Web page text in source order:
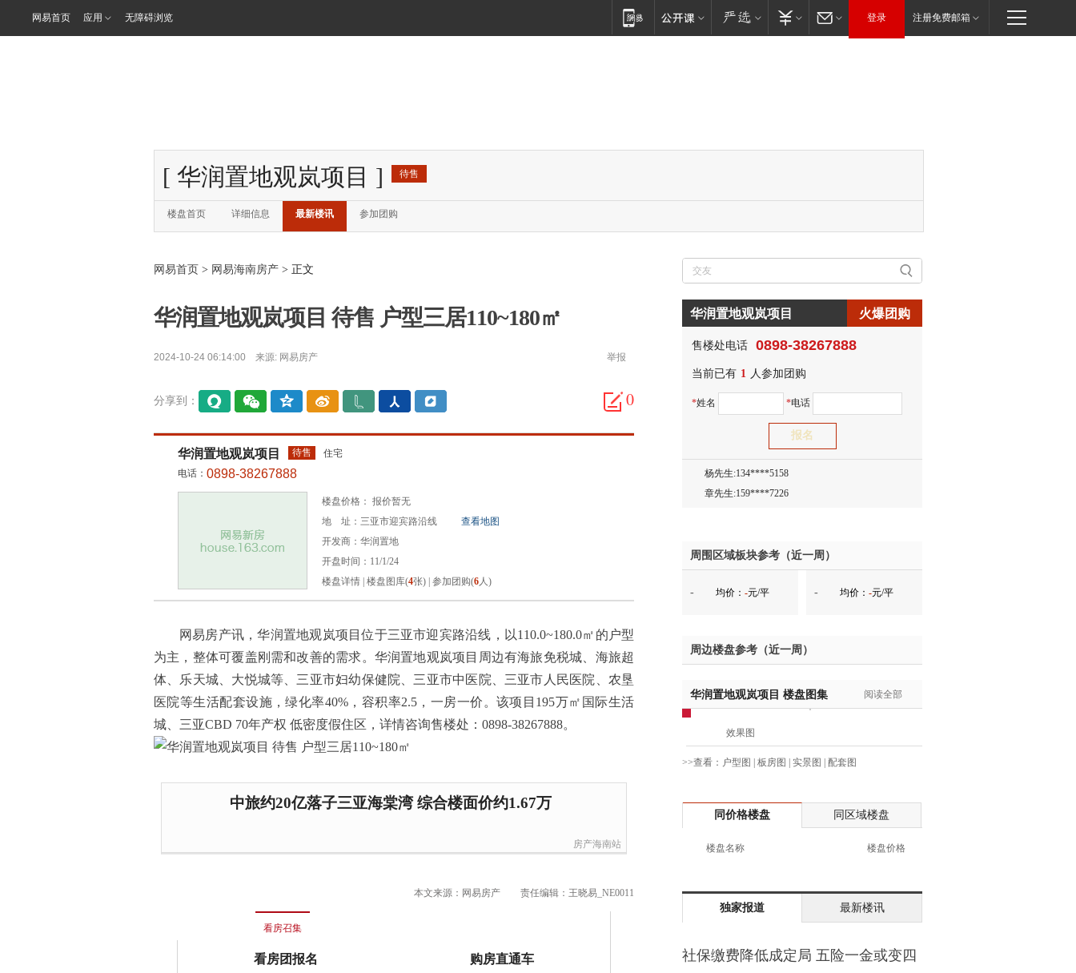
网易首页 应用 无障碍浏览 登录 注册免费邮箱
[ 华润置地观岚项目 ] 待售
楼盘首页 详细信息 最新楼讯 参加团购
网易首页 > 网易海南房产 > 正文
华润置地观岚项目 待售 户型三居110~180㎡
2024-10-24 06:14:00 来源: 网易房产 举报
0
分享到：
间
华润置地观岚项目 待售
住宅
电话： 0898-38267888
楼盘价格： 报价暂无
地 址：三亚市迎宾路沿线
查看地图
开发商：华润置地
开盘时间：11/1/24
楼盘详情 楼盘图库(4张) 参加团购(6人)
网易房产讯，华润置地观岚项目位于三亚市迎宾路沿线，以110.0~180.0㎡的户型
为主，整体可覆盖刚需和改善的需求。华润置地观岚项目周边有海旅免税城、海旅超
体、乐天城、⼤悦城等、三亚市妇幼保健院、三亚市中医院、三亚市⼈⺠医院、农垦
医院等生活配套设施，绿化率40%，容积率2.5，一房一价。该项目195万㎡国际生活
城、三亚CBD 70年产权 低密度假住区，详情咨询售楼处：0898-38267888。
中旅约20亿落子三亚海棠湾 综合楼面价约1.67万
房产海南站
本文来源：网易房产 责任编辑：王晓易_NE0011
看房召集
看房团报名 购房直通车
华润置地观岚项目 火爆团购
售楼处电话 0898-38267888
当前已有 1 人参加团购
*姓名 *电话
胡先生:150****0731
邓先生:138****8083
陈先生:159****3332
杨先生:134****5158
章先生:159****7226
郑先生:136****9618
谢女士:135****3735
魏女士:138****0324
蔡女士:138****2322
赵先生:139****8548
钱先生:139****7316
黄先生:136****3612
邓先生:138****8083
陈先生:159****3332
杨先生:134****5158
周先生:138****8967
周围区域板块参考（近一周）
- 均价： -元/平 - 均价： -元/平
周边楼盘参考（近一周）
华润置地观岚项目 楼盘图集 阅读全部
效果图
>>查看： 户型图 | 板房图 | 实景图 | 配套图
同价格楼盘 同区域楼盘
楼盘名称 楼盘价格
独家报道 最新楼讯
社保缴费降低成定局 五险一金或变四